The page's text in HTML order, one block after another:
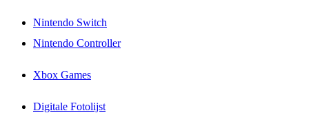
Nintendo Switch
Nintendo Controller
Xbox Games
Digitale Fotolijst